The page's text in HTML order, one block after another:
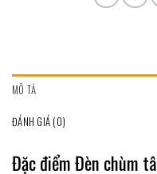
MÔ TẢ
ĐÁNH GIÁ (0)
Đặc điểm Đèn chùm